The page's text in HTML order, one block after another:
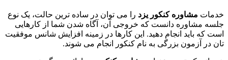
خدمات مشاوره کنکور یزد را می توان در ساده ترین حالت، یک نوع
جلسه مشاوره دانست که خروجی آن، آگاه شدن شما از کارهایی
است که باید انجام دهید. این کارها در زمینه افزایش شانس موفقیت
تان در آزمون بزرگی به نام کنکور انجام می شوند.